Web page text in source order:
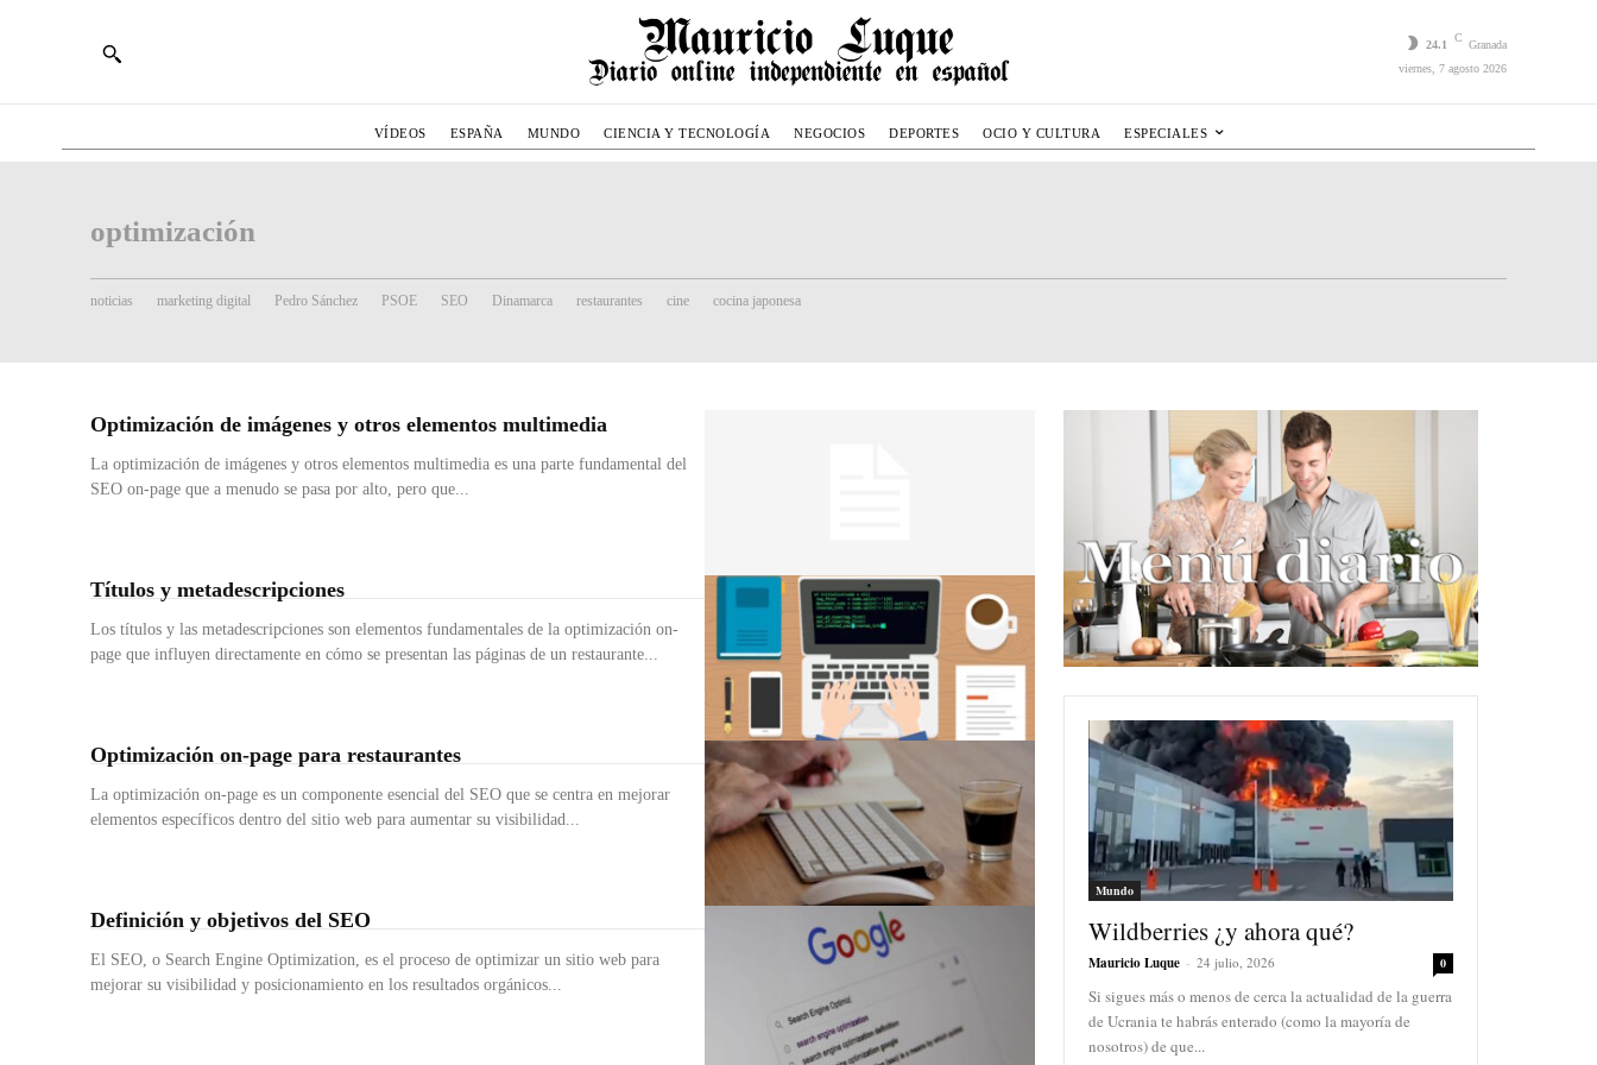
24.1
C
Granada
viernes, 7 agosto 2026
VÍDEOS ESPAÑA MUNDO CIENCIA Y TECNOLOGÍA NEGOCIOS DEPORTES OCIO Y CULTURA ESPECIALES
optimización
noticias marketing digital Pedro Sánchez PSOE SEO Dinamarca restaurantes cine cocina japonesa
Optimización de imágenes y otros elementos multimedia
La optimización de imágenes y otros elementos multimedia es una parte fundamental del
SEO on-page que a menudo se pasa por alto, pero que...
Títulos y metadescripciones
Los títulos y las metadescripciones son elementos fundamentales de la optimización on-
page que influyen directamente en cómo se presentan las páginas de un restaurante...
Optimización on-page para restaurantes
La optimización on-page es un componente esencial del SEO que se centra en mejorar
elementos específicos dentro del sitio web para aumentar su visibilidad...
Definición y objetivos del SEO
El SEO, o Search Engine Optimization, es el proceso de optimizar un sitio web para
mejorar su visibilidad y posicionamiento en los resultados orgánicos...
Mundo
Wildberries ¿y ahora qué?
Mauricio Luque - 24 julio, 2026 0
Si sigues más o menos de cerca la actualidad de la guerra
de Ucrania te habrás enterado (como la mayoría de
nosotros) de que...